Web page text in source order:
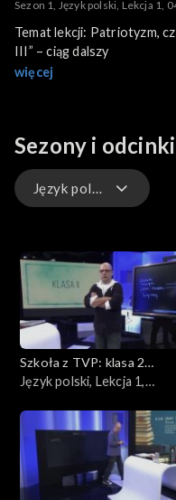
Sezon 1, Język polski, Lekcja 1,
Temat lekcji: Patriotyzm,
III” – ciąg dalszy
więcej
Sezony i odcinki
Język polski
Biologia
Język niemiecki
Edukacja dla bezpieczeństwa
Podstawy przedsiębiorczości
Fizyka
Szkoła z TVP: klasa 2
ponadpodstawowa
Język polski, Lekcja 1,